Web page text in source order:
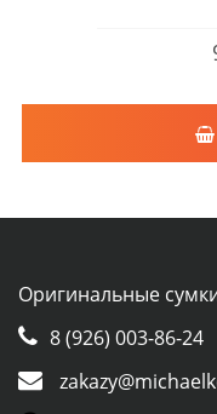
Оригинальные
8 (926) 003-86-24